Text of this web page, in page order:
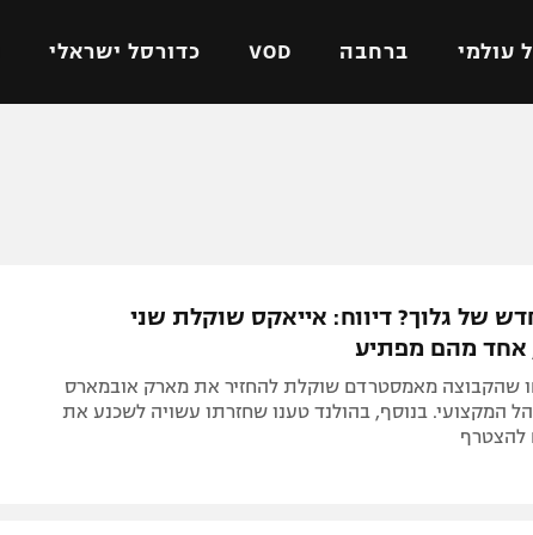
עולמי ברחבה VOD כדורסל ישראלי
ישראל
ליגה איטלקית
הפועל ירושלים
של גלוך? דיווח: אייאקס שוקלת שני
אחד מהם מפתיע
שהקבוצה מאמסטרדם שוקלת להחזיר את מארק אובמארס
המקצועי. בנוסף, בהולנד טענו שחזרתו עשויה לשכנע את
להצטרף